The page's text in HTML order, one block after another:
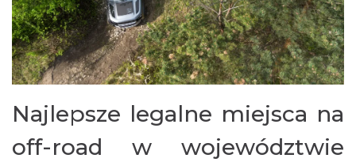
Najlepsze legalne miejsca na
off-road w województwie